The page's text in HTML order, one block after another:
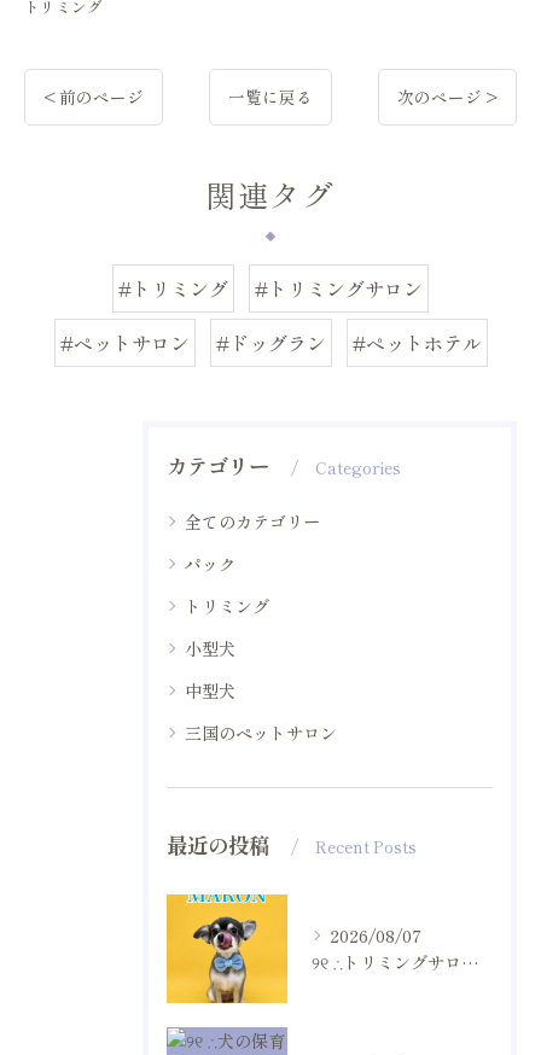
トリミング
< 前のページ 一覧に戻る 次のページ >
関連タグ
#トリミング
#トリミングサロン
#ペットサロン
#ドッグラン #ペットホテル
カテゴリー Categories
全てのカテゴリー
パック
トリミング
小型犬
中型犬
三国のペットサロン
最近の投稿 Recent Posts
2026/08/07
୨୧ ∴トリミングサロン∴ ୨୧